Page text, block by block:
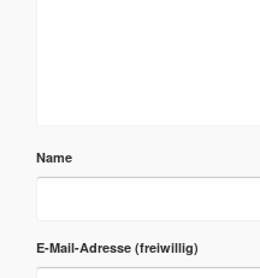
Name
E-Mail-Adresse